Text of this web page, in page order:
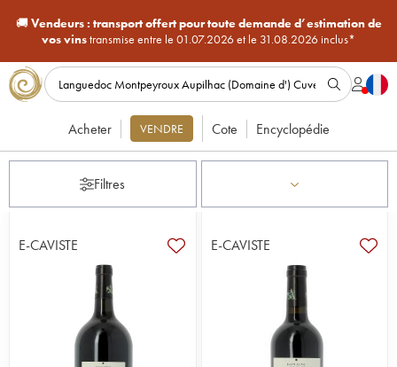
🚚Vendeurs : transport offert pour toute demande d’estimation de
vos vinstransmise entre le 01.07.2026 et le 31.08.2026 inclus*
Acheter VENDRE Cote Encyclopédie
Filtres
E-CAVISTE E-CAVISTE